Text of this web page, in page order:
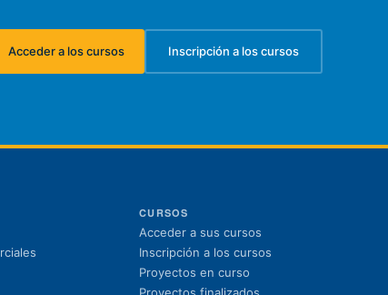
Acceder a los cursos
(se abre en una nueva pestaña)
Inscripción a los cursos
(se abre en una nueva
CURSOS
Acceder a sus cursos
Inscripción a los cursos
Proyectos en curso